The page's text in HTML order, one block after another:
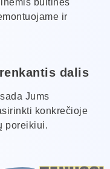
buitinės
ir
dalis
Jums
konkrečioje
poreikiui.